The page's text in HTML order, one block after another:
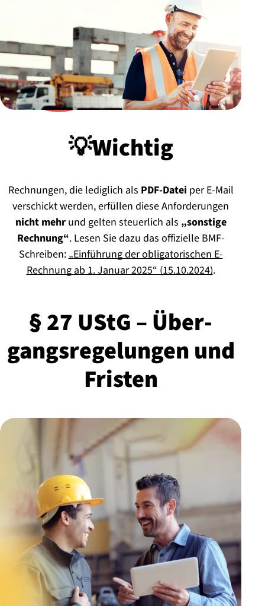
💡Wichtig
Rechnungen, die lediglich als PDF-Datei per E-Mail
verschickt werden, erfüllen diese Anforderungen
nicht mehrund gelten steuerlich als „sonstige
Rechnung“. Lesen Sie dazu das offizielle BMF-
Schreiben:„Einführung der obligatorischen E-
Rechnung ab 1. Januar 2025“ (15.10.2024).
§ 27 UStG – Über­
gangs­re­ge­lun­gen und
Fristen